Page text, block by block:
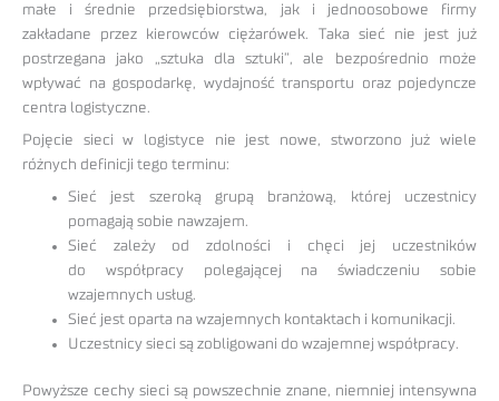
małe i średnie przedsiębiorstwa, jak i jednoosobowe firmy
zakładane przez kierowców ciężarówek. Taka sieć nie jest już
postrzegana jako „sztuka dla sztuki”, ale bezpośrednio może
wpływać na gospodarkę, wydajność transportu oraz pojedyncze
centra logistyczne.
Pojęcie sieci w logistyce nie jest nowe, stworzono już wiele
różnych definicji tego terminu:
Sieć jest szeroką grupą branżową, której uczestnicy
pomagają sobie nawzajem.
Sieć zależy od zdolności i chęci jej uczestników
do współpracy polegającej na świadczeniu sobie
wzajemnych usług.
Sieć jest oparta na wzajemnych kontaktach i komunikacji.
Uczestnicy sieci są zobligowani do wzajemnej współpracy.
Powyższe cechy sieci są powszechnie znane, niemniej intensywna